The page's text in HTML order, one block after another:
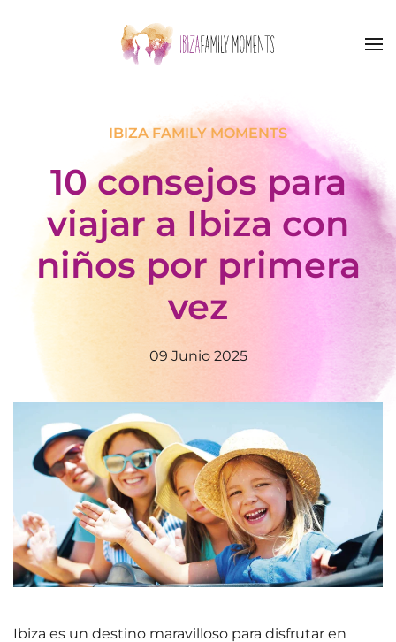
Skip to main content
IBIZA FAMILY MOMENTS
10 consejos para
viajar a Ibiza con
niños por primera
vez
09 Junio 2025
Ibiza es un destino maravilloso para disfrutar en